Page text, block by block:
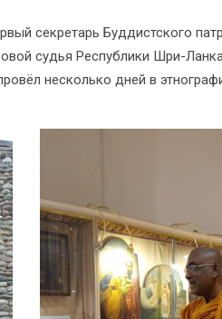
секретарь Буддистского
судья Республики Шри-
несколько дней в